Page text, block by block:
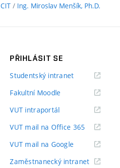
CIT / Ing. Miroslav Menšík, Ph.D.
PŘIHLÁSIT SE
Studentský intranet(externí
Fakultní Moodle
VUT intraportál(externí
VUT mail na Office 365 (externí
VUT mail na Google (externí
Zaměstnanecký intranet(externí